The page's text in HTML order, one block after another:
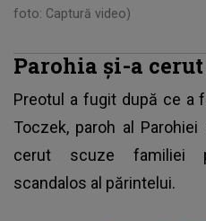
foto: Captură video)
Parohia și-a
Preotul a fugit după ce a
Toczek, paroh al
cerut scuze familiei
scandalos al părintelui.